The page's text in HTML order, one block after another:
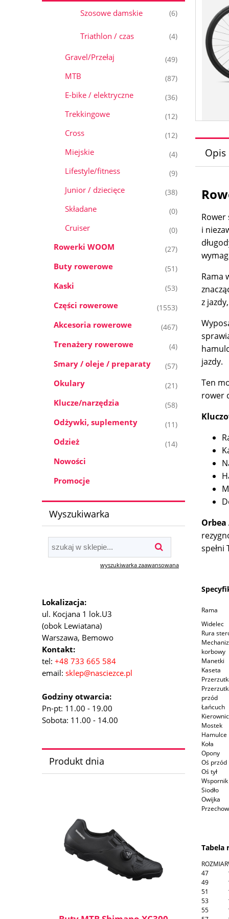
Szosowe damskie (6)
Triathlon / czas (4)
Gravel/Przełaj (49)
MTB (87)
E-bike / elektryczne (36)
Trekkingowe (12)
Cross (12)
Miejskie (4)
Lifestyle/fitness (9)
Junior / dziecięce (38)
Składane (0)
Cruiser (0)
Rowerki WOOM (27)
Buty rowerowe (51)
Kaski (53)
Części rowerowe (1553)
Akcesoria rowerowe (467)
Trenażery rowerowe (4)
Smary / oleje / preparaty (57)
Okulary (21)
Klucze/narzędzia (58)
Odżywki, suplementy (11)
Odzież (14)
Nowości
Promocje
Wyszukiwarka
wyszukiwarka zaawansowana
Lokalizacja:
ul. Kocjana 1 lok.U3
(obok Lewiatana)
Warszawa, Bemowo
Kontakt:
tel: +48 733 665 584
email: sklep@nasciezce.pl
Godziny otwarcia:
Pn-pt: 11.00 - 19.00
Sobota: 11.00 - 14.00
Produkt dnia
Opis
i
Rama
z
jazdy.
Ten
rower
Orbea
spełni
Rama
Widelec
Rura
korbowy
Manetki
Kaseta
przód
Łańcuch
Mostek
Hamulce
Koła
Opony
Oś przód
Oś tył
Wspornik
Siodło
Owijka
Tabela
ROZMIAR
47
49
51
53
55